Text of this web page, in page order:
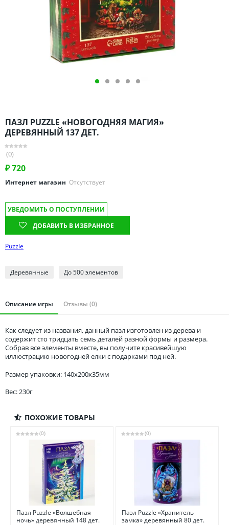
Оренбургская область
Пензенская область
Пермский край
Ростовская область
Саратовская область
Свердловская область
Ставропольский край
Тамбовская область
Татарстан
Тверская область
Томская область
Тюменская область
Ульяновская область
ПАЗЛ PUZZLE «НОВОГОДНЯЯ МАГИЯ»
ДЕРЕВЯННЫЙ 137 ДЕТ.
(0)
₽720
Интернет магазин Отсутствует
УВЕДОМИТЬ О ПОСТУПЛЕНИИ
ДОБАВИТЬ В ИЗБРАННОЕ
Puzzle
Деревянные До 500 элементов
Описание игры Отзывы (0)
Как следует из названия, данный пазл изготовлен из дерева и
содержит сто тридцать семь деталей разной формы и размера.
Собрав все элементы вместе, вы получите красивейшую
иллюстрацию новогодней елки с подарками под ней.
Размер упаковки: 140x200x35мм
Вес: 230г
ПОХОЖИЕ ТОВАРЫ
(0)
Пазл Puzzle «Волшебная
ночь» деревянный 148 дет.
(0)
Пазл Puzzle «Хранитель
замка» деревянный 80 дет.